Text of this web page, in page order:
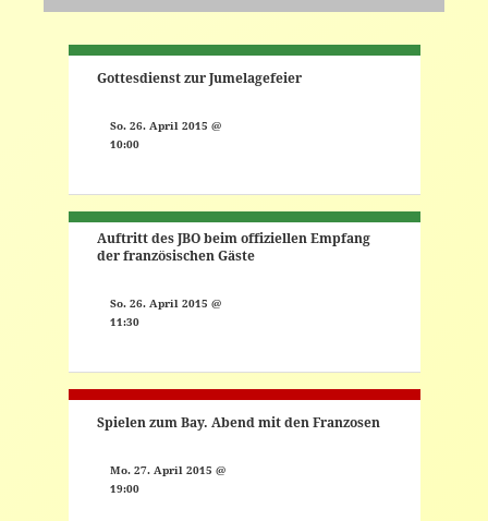
Gottesdienst zur Jumelagefeier
So. 26. April 2015 @
10:00
Auftritt des JBO beim offiziellen Empfang
der französischen Gäste
So. 26. April 2015 @
11:30
Spielen zum Bay. Abend mit den Franzosen
Mo. 27. April 2015 @
19:00